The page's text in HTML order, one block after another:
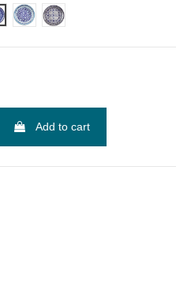
AZUL
2 CENEFA AZUL
3 CENEFA AZUL
DISEÑO 4 CENEFA AZUL
DISEÑO 5 CENEFA AZUL
Add to cart